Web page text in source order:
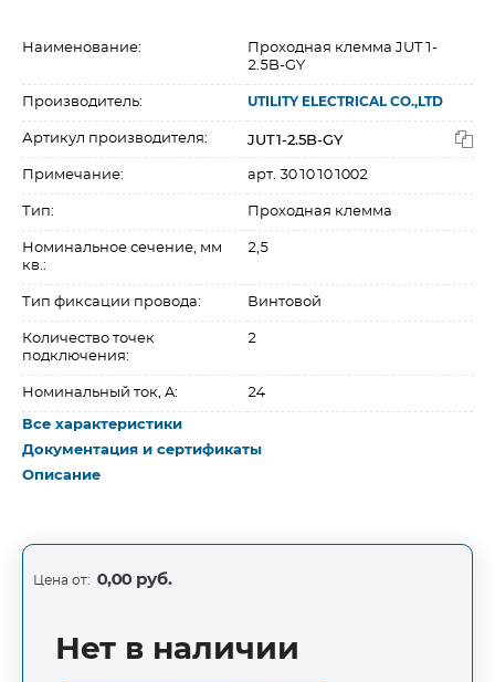
Наименование:
Проходная клемма JUT1-
2.5B-GY
Производитель: UTILITY ELECTRICAL CO.,LTD
Артикул производителя: JUT1-2.5B-GY
Примечание: арт. 3010101002
Тип: Проходная клемма
Номинальное сечение, мм
кв.:
2,5
Тип фиксации провода: Винтовой
Количество точек
подключения:
2
Номинальный ток, A: 24
Все характеристики
Документация и сертификаты
Описание
Цена от: 0,00 руб.
Нет в наличии